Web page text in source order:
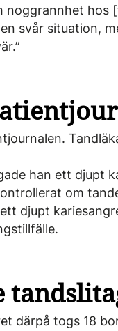
noggrannhet
svår situation,
han ett djupt
om
djupt
därpå togs 18